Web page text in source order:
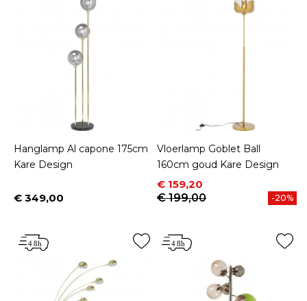
Hanglamp Al capone 175cm
Kare Design
Prijs
€ 349,00
Vloerlamp Goblet Ball
160cm goud Kare Design
Prijs
€ 159,20
Normale prijs
€ 199,00
-20%